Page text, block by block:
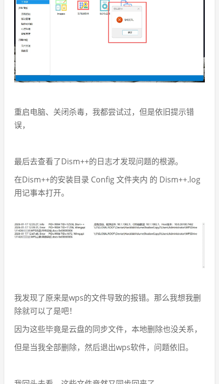
重启电脑、关闭杀毒，我都尝试过，但是依旧提示错
误，
最后去查看了Dism++的日志才发现问题的根源。
在Dism++的安装目录 Config 文件夹内 的 Dism++.log
用记事本打开。
我发现了原来是wps的文件导致的报错。那么我想我删
除就可以了是吧！
因为这些毕竟是云盘的同步文件，本地删除也没关系，
但是当我全部删除，然后退出wps软件，问题依旧。